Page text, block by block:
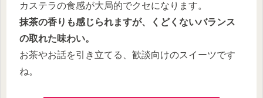
カステラの食感が大局的でクセになります。
抹茶の香りも感じられますが、くどくないバランス
の取れた味わい。
お茶やお話を引き立てる、歓談向けのスイーツです
ね。